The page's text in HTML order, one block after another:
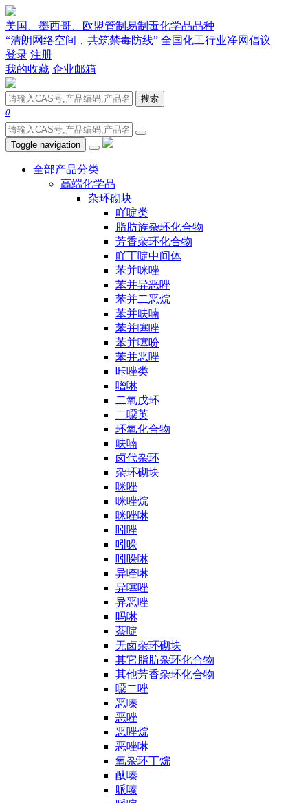
美国、墨西哥、欧盟管制易制毒化学品品种
“清朗网络空间，共筑禁毒防线” 全国化工行业净网倡议
登录 注册
我的收藏 企业邮箱
搜索
0
Toggle navigation
全部产品分类
高端化学品
杂环砌块
吖啶类
脂肪族杂环化合物
芳香杂环化合物
吖丁啶中间体
苯并咪唑
苯并异恶唑
苯并二恶烷
苯并呋喃
苯并噻唑
苯并噻吩
苯并恶唑
咔唑类
噌啉
二氧戊环
二噁英
环氧化合物
呋喃
卤代杂环
杂环砌块
咪唑
咪唑烷
咪唑啉
吲唑
吲哚
吲哚啉
异喹啉
异噻唑
异恶唑
吗啉
萘啶
无卤杂环砌块
其它脂肪杂环化合物
其他芳香杂环化合物
噁二唑
恶嗪
恶唑
恶唑烷
恶唑啉
氧杂环丁烷
酞嗪
哌嗪